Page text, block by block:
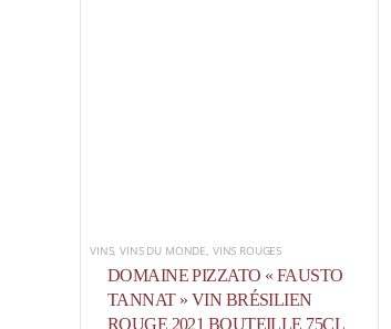
VINS,VINS DU MONDE VINS ROUGES
DOMAINE PIZZATO « FAUSTO
TANNAT » VIN BRÉSILIEN
ROUGE 2021 BOUTEILLE 75CL